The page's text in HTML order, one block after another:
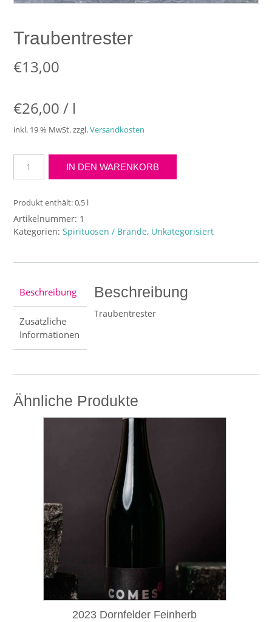
Traubentrester
€13,00
€26,00 / l
inkl. 19 % MwSt.zzgl.Versandkosten
Menge
IN DEN WARENKORB
Produkt enthält: 0,5 l
Artikelnummer: 1
Kategorien: Spirituosen / Brände, Unkategorisiert
Beschreibung
Zusätzliche
Informationen
Beschreibung
Traubentrester
Ähnliche Produkte
2023 Dornfelder Feinherb